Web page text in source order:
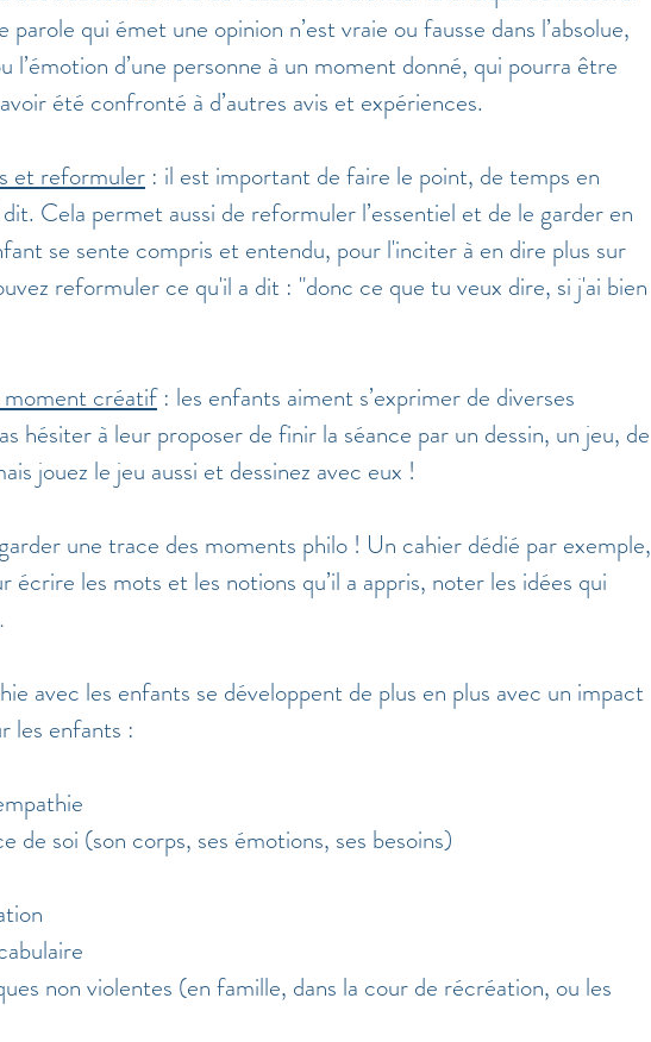
qui émet une opinion n’est vraie ou fausse dans l’absolue,
l’émotion d’une personne à un moment donné, qui pourra être
été confronté à d’autres avis et expériences.
et reformuler : il est important de faire le point, de temps en
Cela permet aussi de reformuler l’essentiel et de le garder en
se sente compris et entendu, pour l'inciter à en dire plus sur
reformuler ce qu'il a dit : "donc ce que tu veux dire, si j'ai bien
créatif : les enfants aiment s’exprimer de diverses
hésiter à leur proposer de finir la séance par un dessin, un jeu, de
jouez le jeu aussi et dessinez avec eux !
une trace des moments philo ! Un cahier dédié par exemple,
écrire les mots et les notions qu’il a appris, noter les idées qui
avec les enfants se développent de plus en plus avec un impact
les enfants :
de soi (son corps, ses émotions, ses besoins)
non violentes (en famille, dans la cour de récréation, ou les